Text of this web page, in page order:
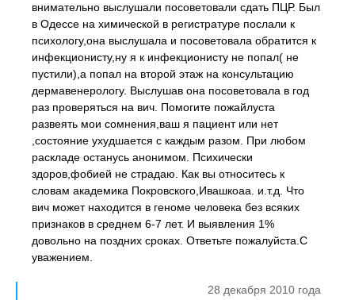
внимательно выслушали посоветовали сдать ПЦР. Был
в Одессе на химической в регистратуре послали к
психологу,она выслушала и посоветовала обратится к
инфекционисту,ну я к инфекционисту не попал( не
пустили),а попал на второй этаж на консультацию
дермавенерологу. Выслушав она посоветовала в год
раз проверяться на вич. Помогите пожайлуста
развеять мои сомнения,ваш я пациент или нет
,состояние ухудшается с каждым разом. При любом
раскладе останусь анонимом. Психически
здоров,фобией не страдаю. Как вы относитесь к
словам академика Покровского,Ивашкоаа. и.т.д. Что
вич может находится в геноме человека без всяких
признаков в среднем 6-7 лет. И выявления 1%
довольно на поздних сроках. Ответьте пожалуйста.С
уважением.
28 декабря 2010 года